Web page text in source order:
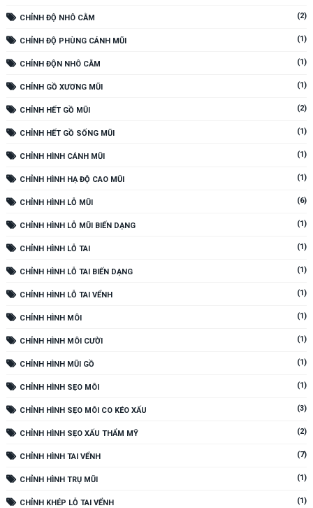
CHỈNH ĐỘ NHÔ CẰM (2)
CHỈNH ĐỘ PHÙNG CÁNH MŨI (1)
CHỈNH ĐỘN NHÔ CẰM (1)
CHỈNH GỒ XƯƠNG MŨI (1)
CHỈNH HẾT GỒ MŨI (2)
CHỈNH HẾT GỒ SỐNG MŨI (1)
CHỈNH HÌNH CÁNH MŨI (1)
CHỈNH HÌNH HẠ ĐỘ CAO MŨI (1)
CHỈNH HÌNH LỖ MŨI (6)
CHỈNH HÌNH LỖ MŨI BIẾN DẠNG (1)
CHỈNH HÌNH LỖ TAI (1)
CHỈNH HÌNH LỖ TAI BIẾN DẠNG (1)
CHỈNH HÌNH LỖ TAI VỂNH (1)
CHỈNH HÌNH MÔI (1)
CHỈNH HÌNH MÔI CƯỜI (1)
CHỈNH HÌNH MŨI GỒ (1)
CHỈNH HÌNH SẸO MÔI (1)
CHỈNH HÌNH SẸO MÔI CO KÉO XẤU (3)
CHỈNH HÌNH SẸO XẤU THẨM MỸ (2)
CHỈNH HÌNH TAI VỂNH (7)
CHỈNH HÌNH TRỤ MŨI (1)
CHỈNH KHÉP LỖ TAI VỂNH (1)